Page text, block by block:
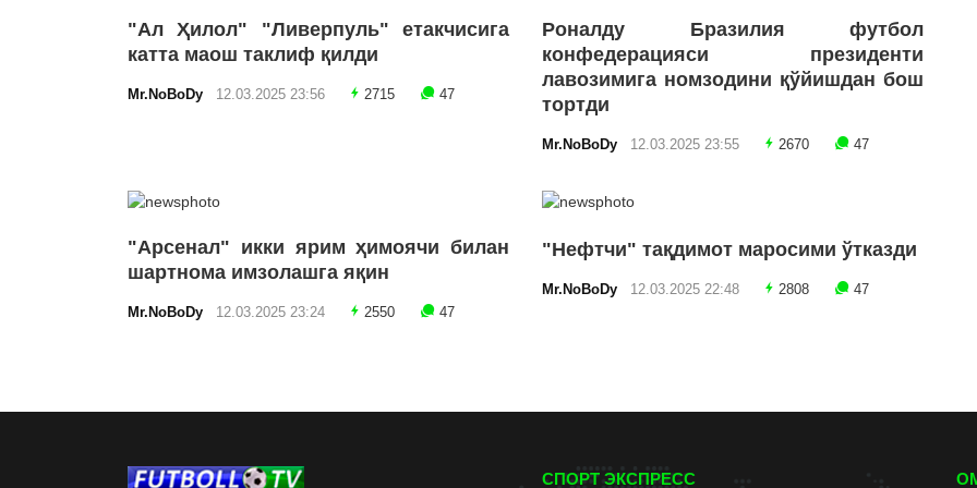
"Ал Ҳилол" "Ливерпуль" етакчисига
катта маош таклиф қилди
Mr.NoBoDy 12.03.2025 23:56 2715 47
Роналду Бразилия футбол
конфедерацияси президенти
лавозимига номзодини қўйишдан бош
тортди
Mr.NoBoDy 12.03.2025 23:55 2670 47
"Арсенал" икки ярим ҳимоячи билан
шартнома имзолашга яқин
Mr.NoBoDy 12.03.2025 23:24 2550 47
"Нефтчи" тақдимот маросими ўтказди
Mr.NoBoDy 12.03.2025 22:48 2808 47
СПОРТ ЭКСПРЕСС